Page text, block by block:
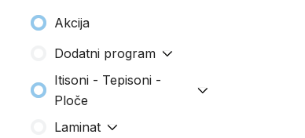
Akcija
Dodatni program
Itisoni - Tepisoni -
Ploče
Laminat